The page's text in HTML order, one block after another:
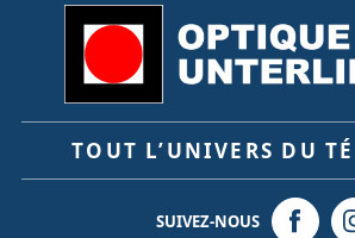
TOUT L’UNIVERS DU
SUIVEZ-NOUS